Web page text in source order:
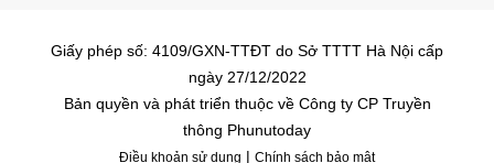
Giấy phép số: 4109/GXN-TTĐT do Sở TTTT Hà Nội cấp
ngày 27/12/2022
Bản quyền và phát triển thuộc về Công ty CP Truyền
thông Phunutoday
Điều khoản sử dụng | Chính sách bảo mật